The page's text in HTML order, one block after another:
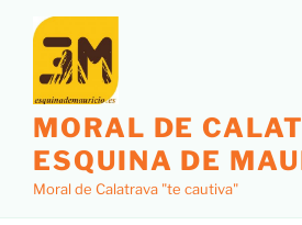
contenido
MORAL DE
ESQUINA DE
Moral de Calatrava "te cautiva"